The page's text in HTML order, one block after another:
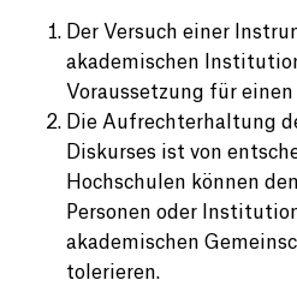
Der Versuch einer
akademischen
Voraussetzung für
Die Aufrechterhaltung
Diskurses ist von
Hochschulen können
Personen oder
akademischen
tolerieren.